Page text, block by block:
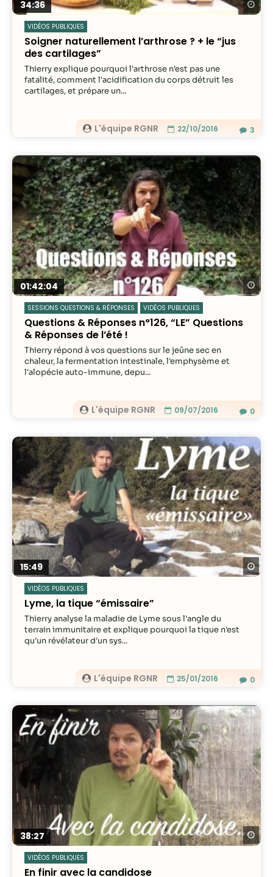
34:36
VIDÉOS PUBLIQUES
Soigner naturellement l’arthrose ? + le “jus
des cartilages”
L'équipe RGNR 22/10/2016
Thierry explique pourquoi l'arthrose n'est pas une
fatalité, comment l'acidification du corps détruit les
cartilages, et prépare un...
3
01:42:04
SESSIONS QUESTIONS & RÉPONSES VIDÉOS PUBLIQUES
Questions & Réponses n°126, “LE” Questions
& Réponses de l’été !
L'équipe RGNR 09/07/2016
Thierry répond à vos questions sur le jeûne sec en
chaleur, la fermentation intestinale, l'emphysème et
l'alopécie auto-immune, depu...
0
15:49
VIDÉOS PUBLIQUES
Lyme, la tique “émissaire”
L'équipe RGNR 25/01/2016
Thierry analyse la maladie de Lyme sous l'angle du
terrain immunitaire et explique pourquoi la tique n'est
qu'un révélateur d'un sys...
0
38:27
VIDÉOS PUBLIQUES
En finir avec la candidose